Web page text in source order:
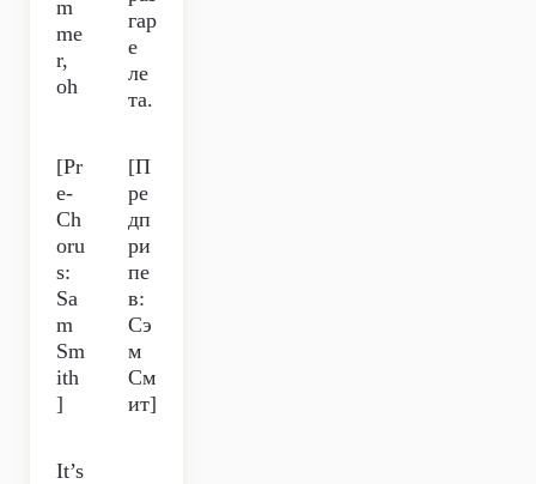
m
me
r,
oh
гар
е
ле
та.
[Pr
e-
Ch
oru
s:
Sa
m
Sm
ith
]
[П
ре
дп
ри
пе
в:
Сэ
м
См
ит]
It’s